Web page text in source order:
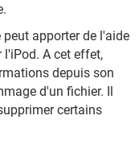
apporter de l'aide
A cet effet,
depuis son
d'un fichier. Il
certains